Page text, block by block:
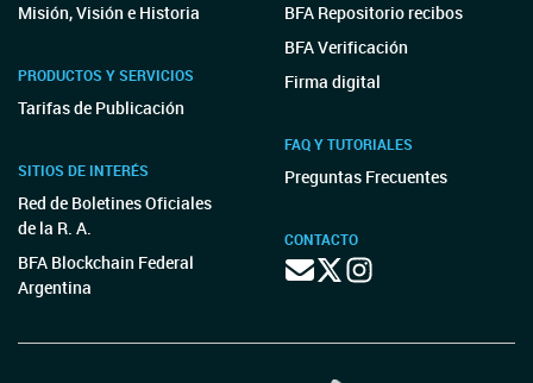
Misión, Visión e Historia
PRODUCTOS Y SERVICIOS
Tarifas de Publicación
SITIOS DE INTERÉS
Red de Boletines Oficiales
de la R. A.
BFA Blockchain Federal
Argentina
BFA Repositorio recibos
BFA Verificación
Firma digital
FAQ Y TUTORIALES
Preguntas Frecuentes
CONTACTO